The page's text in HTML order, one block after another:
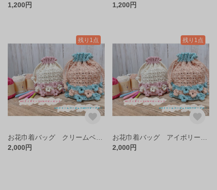
1,200円
1,200円
残り1点
2,000円
残り1点
2,000円